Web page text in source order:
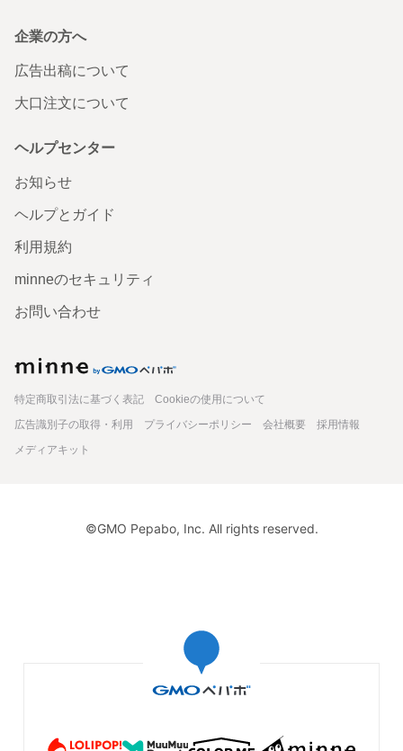
企業の方へ
広告出稿について
大口注文について
ヘルプセンター
お知らせ
ヘルプとガイド
利用規約
minneのセキュリティ
お問い合わせ
特定商取引法に基づく表記
Cookieの使用について
広告識別子の取得・利用
プライバシーポリシー 会社概要
採用情報
メディアキット
©GMO Pepabo, Inc. All rights reserved.